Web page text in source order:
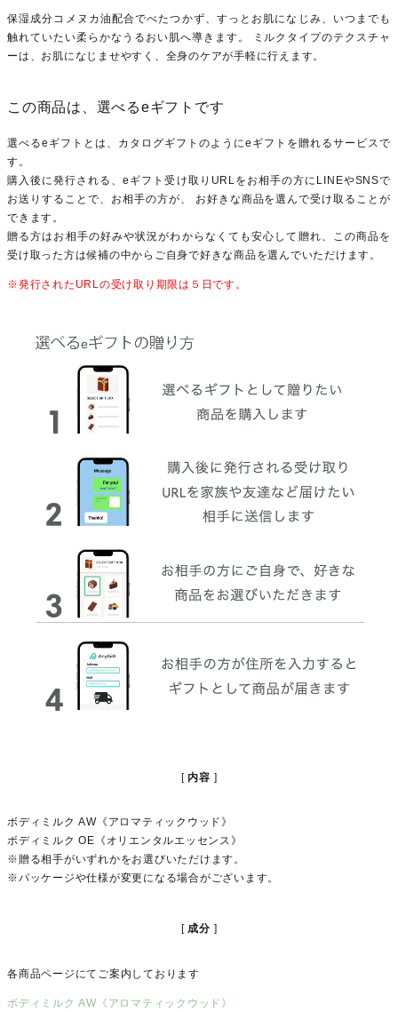
保湿成分コメヌカ油配合でべたつかず、すっとお肌になじみ、いつまでも
触れていたい柔らかなうるおい肌へ導きます。 ミルクタイプのテクスチャ
ーは、お肌になじませやすく、全身のケアが手軽に行えます。
この商品は、選べるeギフトです
選べるeギフトとは、カタログギフトのようにeギフトを贈れるサービスで
す。
購入後に発行される、eギフト受け取りURLをお相手の方にLINEやSNSで
お送りすることで、お相手の方が、 お好きな商品を選んで受け取ることが
できます。
贈る方はお相手の好みや状況がわからなくても安心して贈れ、この商品を
受け取った方は候補の中からご自身で好きな商品を選んでいただけます。
※発行されたURLの受け取り期限は５日です。
内容
ボディミルク AW《アロマティックウッド》
ボディミルク OE《オリエンタルエッセンス》
※贈る相手がいずれかをお選びいただけます。
※パッケージや仕様が変更になる場合がございます。
成分
各商品ページにてご案内しております
ボディミルク AW《アロマティックウッド》